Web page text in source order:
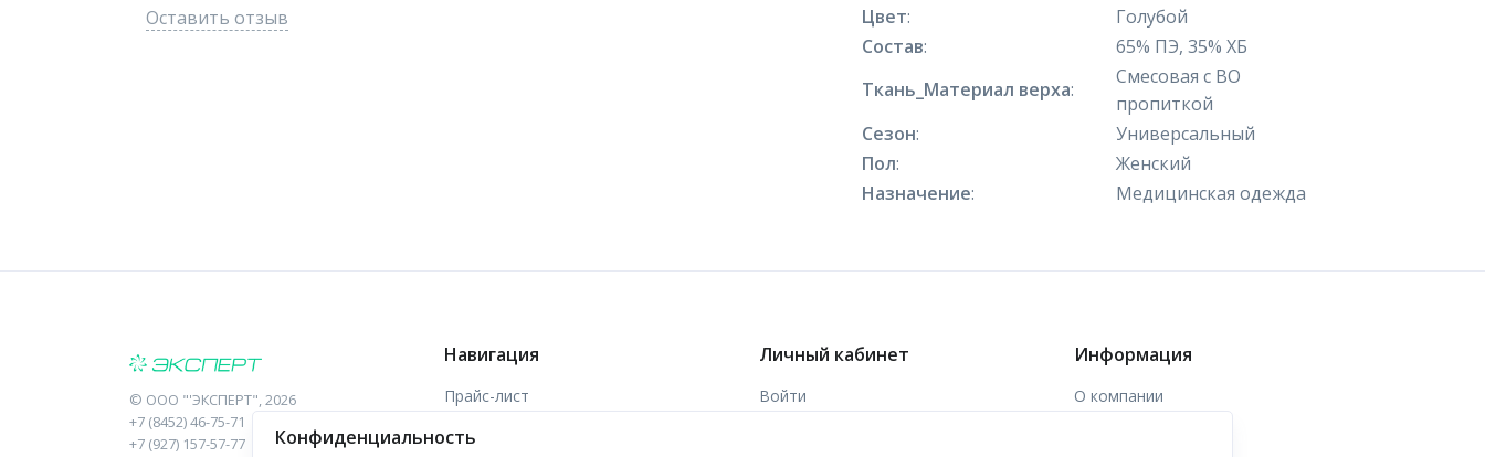
Оставить отзыв
Цвет:
Голубой
Состав:
65% ПЭ, 35% ХБ
Ткань_Материал верха:
Смесовая с ВО
пропиткой
Сезон:
Универсальный
Пол:
Женский
Назначение: Медицинская одежда
© ООО "'ЭКСПЕРТ", 2026
+7 (8452) 46-75-71
+7 (927) 157-57-77
Навигация
Прайс-лист
Отзывы
Личный кабинет
Войти
Информация
О компании
Конфиденциальность